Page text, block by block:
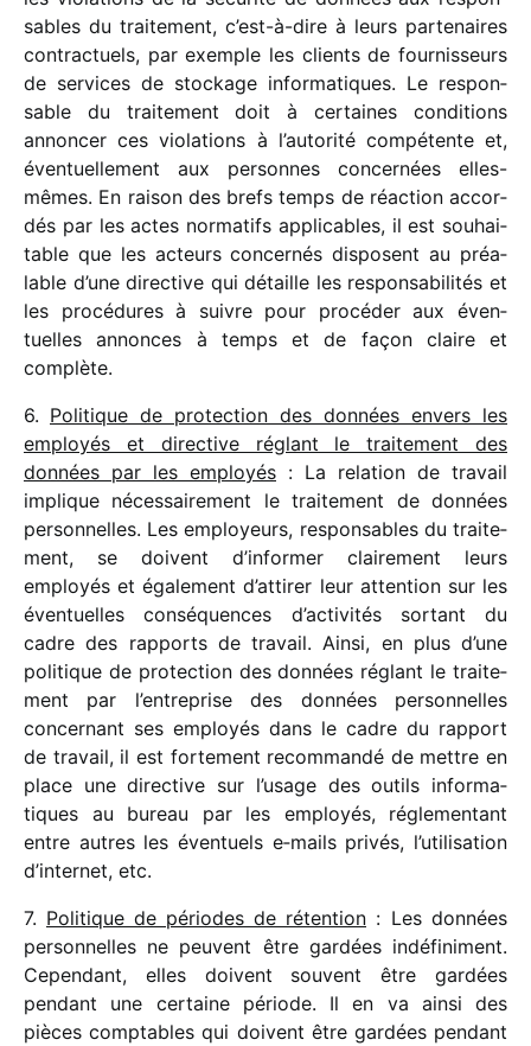
sables du trai­te­ment, c’est-à-dire à leurs parte­naires
contrac­tuels, par exemple les clients de four­nis­seurs
de services de stockage infor­ma­tiques. Le respon­
sable du trai­te­ment doit à certaines condi­tions
annon­cer ces viola­tions à l’autorité compé­tente et,
éven­tuel­le­ment aux personnes concer­nées elles-
mêmes. En raison des brefs temps de réac­tion accor­
dés par les actes norma­tifs appli­cables, il est souhai­
table que les acteurs concer­nés disposent au préa­
lable d’une direc­tive qui détaille les respon­sa­bi­li­tés et
les procé­dures à suivre pour procé­der aux éven­
tuelles annonces à temps et de façon claire et
complète.
6. Politique de protec­tion des données envers les
employés et direc­tive réglant le trai­te­ment des
données par les employés : La rela­tion de travail
implique néces­sai­re­ment le trai­te­ment de données
person­nelles. Les employeurs, respon­sables du trai­te­
ment, se doivent d’informer clai­re­ment leurs
employés et égale­ment d’attirer leur atten­tion sur les
éven­tuelles consé­quences d’activités sortant du
cadre des rapports de travail. Ainsi, en plus d’une
poli­tique de protec­tion des données réglant le trai­te­
ment par l’entreprise des données person­nelles
concer­nant ses employés dans le cadre du rapport
de travail, il est forte­ment recom­mandé de mettre en
place une direc­tive sur l’usage des outils infor­ma­
tiques au bureau par les employés, régle­men­tant
entre autres les éven­tuels e‑mails privés, l’utilisation
d’internet, etc.
7. Politique de périodes de réten­tion : Les données
person­nelles ne peuvent être gardées indé­fi­ni­ment.
Cependant, elles doivent souvent être gardées
pendant une certaine période. Il en va ainsi des
pièces comp­tables qui doivent être gardées pendant